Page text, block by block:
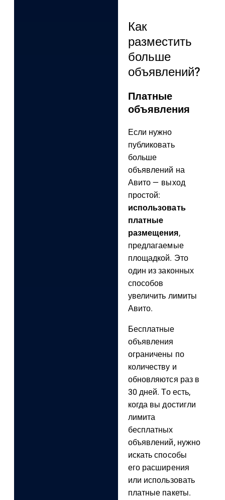
Как
разместить
больше
объявлений?
Платные
объявления
Если нужно
публиковать
больше
объявлений на
Авито — выход
простой:
использовать
платные
размещения,
предлагаемые
площадкой. Это
один из законных
способов
увеличить лимиты
Авито.
Бесплатные
объявления
ограничены по
количеству и
обновляются раз в
30 дней. То есть,
когда вы достигли
лимита
бесплатных
объявлений, нужно
искать способы
его расширения
или использовать
платные пакеты.